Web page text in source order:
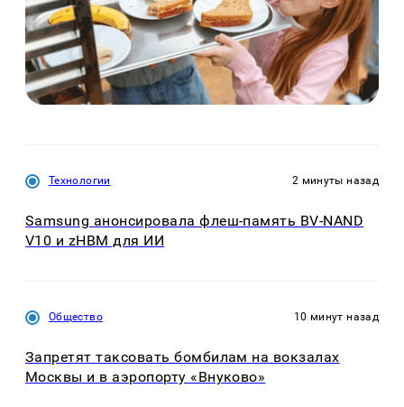
Технологии 2 минуты назад
Samsung анонсировала флеш-память BV-NAND
V10 и zHBM для ИИ
Общество 10 минут назад
Запретят таксовать бомбилам на вокзалах
Москвы и в аэропорту «Внуково»